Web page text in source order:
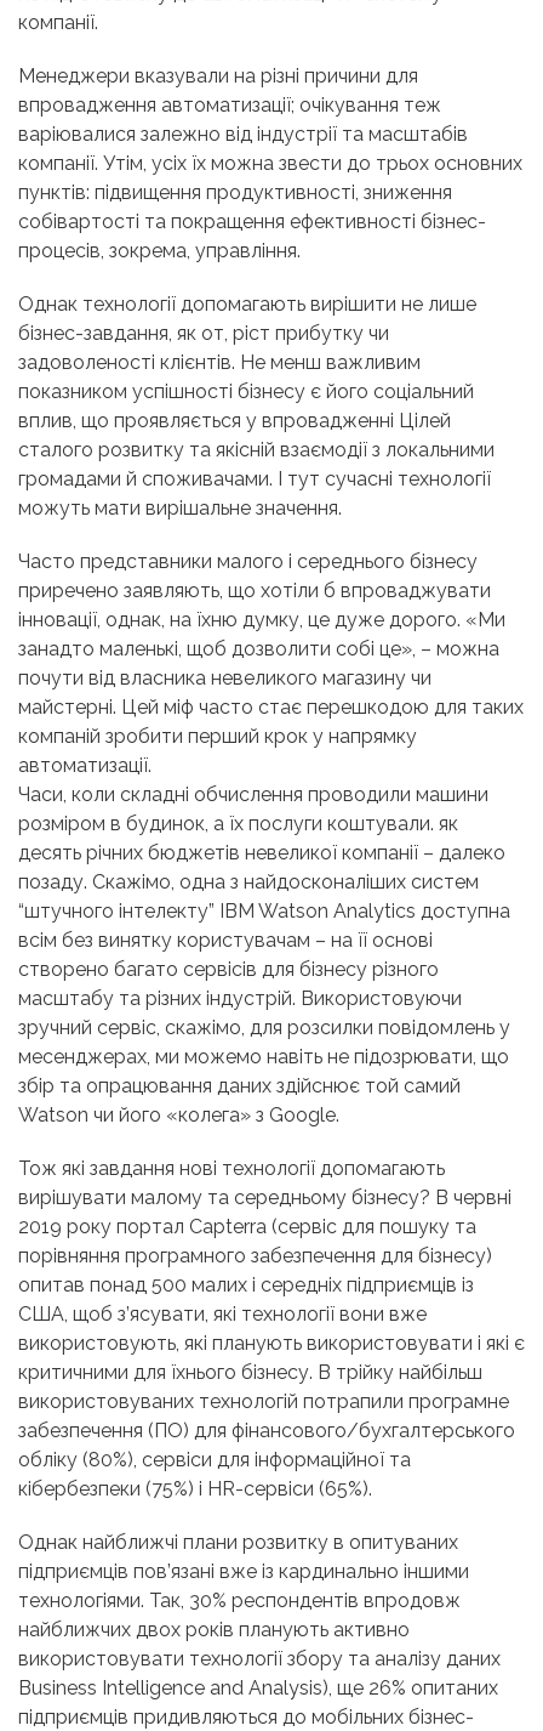
компанії.
Менеджери вказували на різні причини для
впровадження автоматизації; очікування теж
варіювалися залежно від індустрії та масштабів
компанії. Утім, усіх їх можна звести до трьох основних
пунктів: підвищення продуктивності, зниження
собівартості та покращення ефективності бізнес-
процесів, зокрема, управління.
Однак технології допомагають вирішити не лише
бізнес-завдання, як от, ріст прибутку чи
задоволеності клієнтів. Не менш важливим
показником успішності бізнесу є його соціальний
вплив, що проявляється у впровадженні Цілей
сталого розвитку та якісній взаємодії з локальними
громадами й споживачами. І тут сучасні технології
можуть мати вирішальне значення.
Часто представники малого і середнього бізнесу
приречено заявляють, що хотіли б впроваджувати
інновації, однак, на їхню думку, це дуже дорого. «Ми
занадто маленькі, щоб дозволити собі це», – можна
почути від власника невеликого магазину чи
майстерні. Цей міф часто стає перешкодою для таких
компаній зробити перший крок у напрямку
автоматизації.
Часи, коли складні обчислення проводили машини
розміром в будинок, а їх послуги коштували. як
десять річних бюджетів невеликої компанії – далеко
позаду. Скажімо, одна з найдосконаліших систем
“штучного інтелекту” IBM Watson Analytics доступна
всім без винятку користувачам – на її основі
створено багато сервісів для бізнесу різного
масштабу та різних індустрій. Використовуючи
зручний сервіс, скажімо, для розсилки повідомлень у
месенджерах, ми можемо навіть не підозрювати, що
збір та опрацювання даних здійснює той самий
Watson чи його «колега» з Google.
Тож які завдання нові технології допомагають
вирішувати малому та середньому бізнесу? В червні
2019 року портал Capterra (сервіс для пошуку та
порівняння програмного забезпечення для бізнесу)
опитав понад 500 малих і середніх підприємців із
США, щоб з’ясувати, які технології вони вже
використовують, які планують використовувати і які є
критичними для їхнього бізнесу. В трійку найбільш
використовуваних технологій потрапили програмне
забезпечення (ПО) для фінансового/бухгалтерського
обліку (80%), сервіси для інформаційної та
кібербезпеки (75%) і HR-сервіси (65%).
Однак найближчі плани розвитку в опитуваних
підприємців пов’язані вже із кардинально іншими
технологіями. Так, 30% респондентів впродовж
найближчих двох років планують активно
використовувати технології збору та аналізу даних
Business Intelligence and Analysis), ще 26% опитаних
підприємців придивляються до мобільних бізнес-